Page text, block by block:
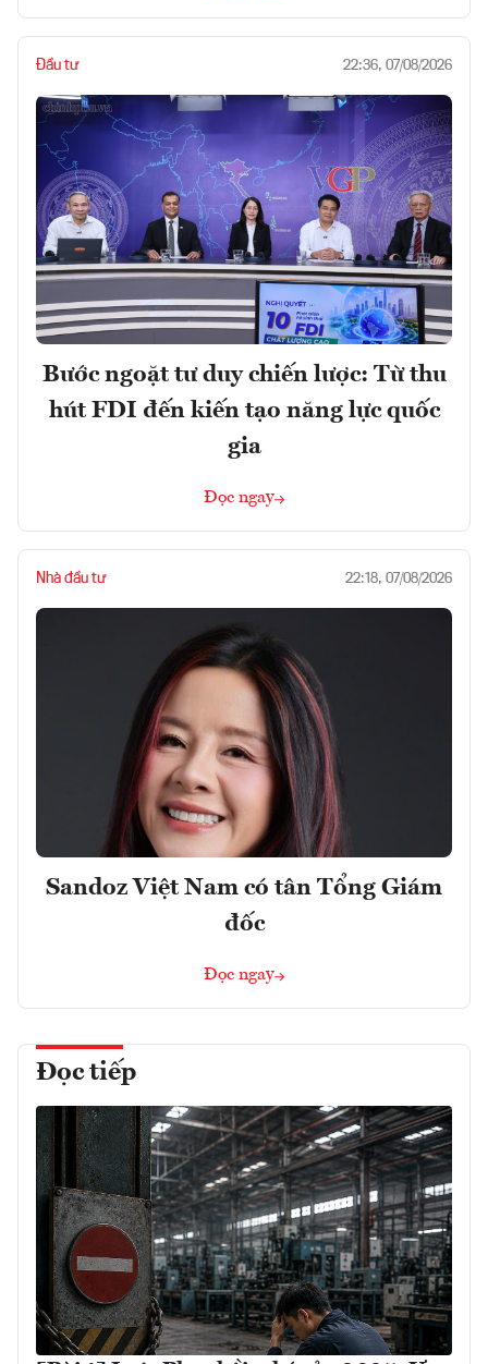
Đầu tư 22:36, 07/08/2026
Bước ngoặt tư duy chiến lược: Từ thu
hút FDI đến kiến tạo năng lực quốc
gia
Đọc ngay
Nhà đầu tư 22:18, 07/08/2026
Sandoz Việt Nam có tân Tổng Giám
đốc
Đọc ngay
Đọc tiếp